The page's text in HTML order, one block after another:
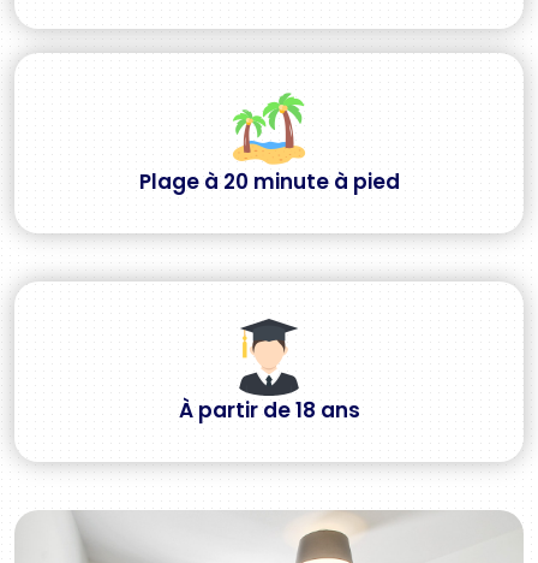
Plage à 20 minute à pied
À partir de 18 ans